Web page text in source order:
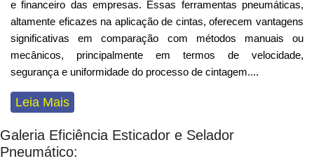
e financeiro das empresas. Essas ferramentas pneumáticas,
altamente eficazes na aplicação de cintas, oferecem vantagens
significativas em comparação com métodos manuais ou
mecânicos, principalmente em termos de velocidade,
segurança e uniformidade do processo de cintagem....
Leia Mais
Galeria Eficiência Esticador e Selador
Pneumático: